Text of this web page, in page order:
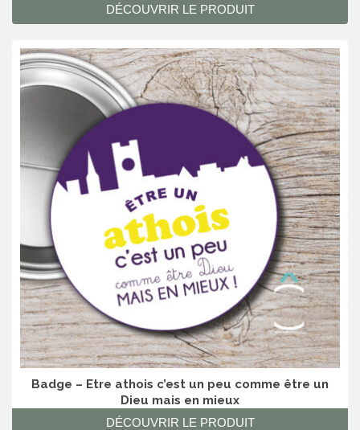
DÉCOUVRIR LE PRODUIT
Badge – Etre athois c’est un peu comme être un
Dieu mais en mieux
DÉCOUVRIR LE PRODUIT